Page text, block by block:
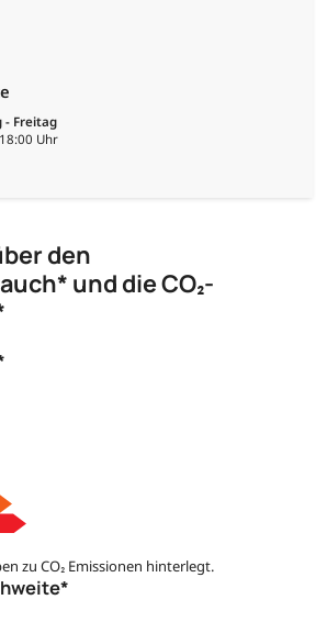
- Freitag
Uhr
den
und die CO₂-
zu CO₂ Emissionen hinterlegt.